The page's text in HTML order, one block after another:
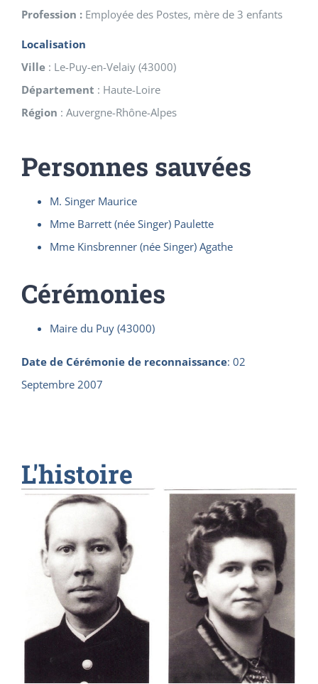
Profession : Employée des Postes, mère de 3 enfants
Localisation
Ville : Le-Puy-en-Velaiy (43000)
Département : Haute-Loire
Région : Auvergne-Rhône-Alpes
Personnes sauvées
M. Singer Maurice
Mme Barrett (née Singer) Paulette
Mme Kinsbrenner (née Singer) Agathe
Cérémonies
Maire du Puy (43000)
Date de Cérémonie de reconnaissance: 02
Septembre 2007
L'histoire